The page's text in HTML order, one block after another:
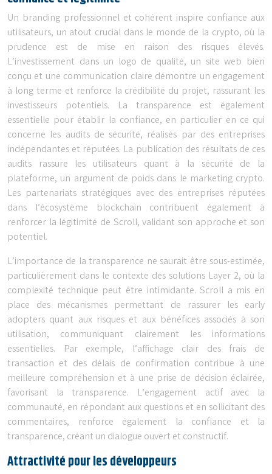
Un branding professionnel et cohérent inspire confiance aux
utilisateurs, un atout crucial dans le monde de la crypto, où la
prudence est de mise en raison des risques élevés.
L’investissement dans un logo de qualité, un site web bien
conçu et une communication claire démontre un engagement
à long terme et renforce la crédibilité du projet, rassurant les
investisseurs potentiels. La transparence est également
essentielle pour établir la confiance, en particulier en ce qui
concerne les audits de sécurité, réalisés par des entreprises
indépendantes et réputées. La publication des résultats de ces
audits rassure les utilisateurs quant à la sécurité de la
plateforme, un argument de poids dans le marketing crypto.
Les partenariats stratégiques avec des entreprises réputées
dans l’écosystème blockchain contribuent également à
renforcer la légitimité de Scroll, validant son approche et son
potentiel.
L’importance de la transparence ne saurait être sous-estimée,
particulièrement dans le contexte des solutions Layer 2, où la
complexité technique peut être intimidante. Scroll a mis en
place des mécanismes permettant de rassurer les early
adopters quant aux risques et aux bénéfices associés à son
utilisation, communiquant clairement les informations
essentielles. Par exemple, l’affichage clair des frais de
transaction et des délais de confirmation contribue à une
meilleure compréhension et à une prise de décision éclairée,
favorisant la transparence. L’engagement actif avec la
communauté, en répondant aux questions et en sollicitant des
commentaires, renforce également la confiance et la
transparence, créant un dialogue ouvert et constructif.
Attractivité pour les développeurs